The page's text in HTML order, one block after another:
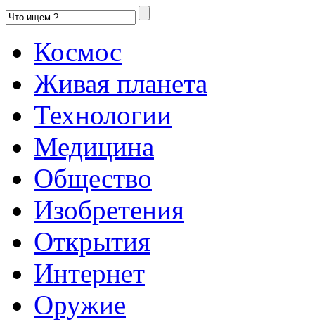
Космос
Живая планета
Технологии
Медицина
Общество
Изобретения
Открытия
Интернет
Оружие